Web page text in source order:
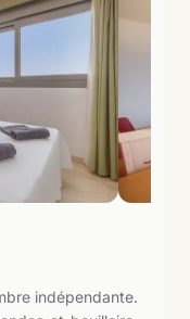
indépendante.